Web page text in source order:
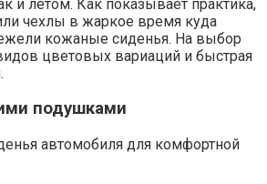
и летом. Как показывает практика,
чехлы в жаркое время куда
кожаные сиденья. На выбор
цветовых вариаций и быстрая
подушками